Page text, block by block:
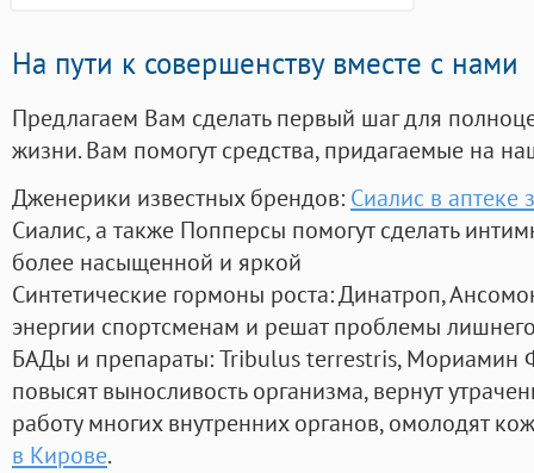
На пути к совершенству вместе с нами
Предлагаем Вам сделать первый шаг для
жизни. Вам помогут средства, придагаемые на
Дженерики известных брендов: Сиалис в аптеке
Сиалис, а также Попперсы помогут сделать
более насыщенной и яркой
Синтетические гормоны роста: Динатроп,
энергии спортсменам и решат проблемы
БАДы и препараты:Tribulus terrestris, Мориамин
повысят выносливость организма, вернут
работу многих внутренних органов, омолодят
в Кирове.